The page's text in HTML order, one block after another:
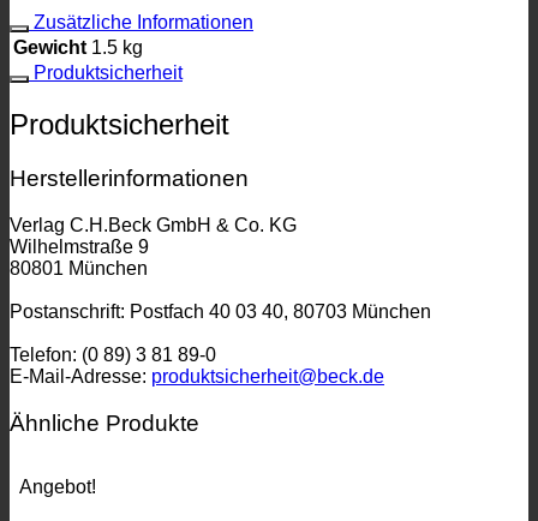
Zusätzliche Informationen
Gewicht 1.5 kg
Produktsicherheit
Produktsicherheit
Herstellerinformationen
Verlag C.H.Beck GmbH & Co. KG
Wilhelmstraße 9
80801 München
Postanschrift: Postfach 40 03 40, 80703 München
Telefon: (0 89) 3 81 89-0
E-Mail-Adresse: produktsicherheit@beck.de
Ähnliche Produkte
Angebot!